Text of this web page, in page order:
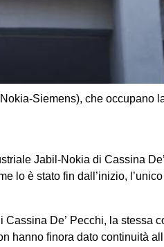
Siemens), che occupano
Jabil-Nokia di Cassina
lo è stato fin dall’inizio,
De’ Pecchi, la stessa
hanno finora dato continuità